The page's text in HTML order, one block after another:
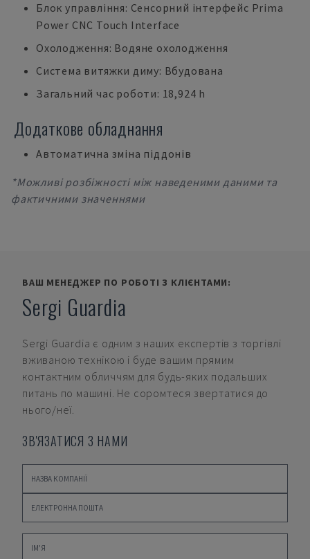
Блок управління: Сенсорний інтерфейс Prima
Power CNC Touch Interface
Охолодження: Водяне охолодження
Система витяжки диму: Вбудована
Загальний час роботи: 18,924 h
Додаткове обладнання
Автоматична зміна піддонів
*Можливі розбіжності між наведеними даними та
фактичними значеннями
ВАШ МЕНЕДЖЕР ПО РОБОТІ З КЛІЄНТАМИ:
Sergi Guardia
Sergi Guardia є одним з наших експертів з торгівлі
вживаною технікою і буде вашим прямим
контактним обличчям для будь-яких подальших
питань по машині. Не соромтеся звертатися до
нього/неї.
ЗВ'ЯЗАТИСЯ З НАМИ